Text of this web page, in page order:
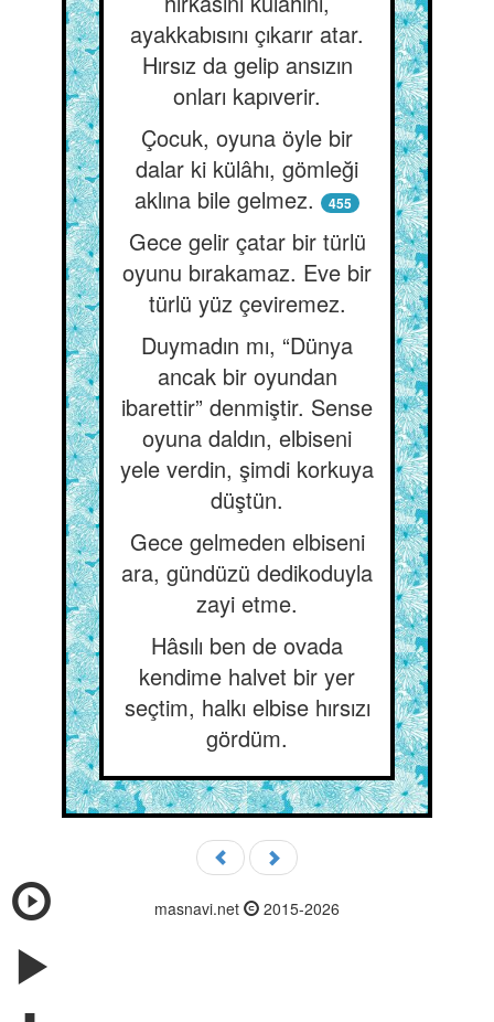
ayakkabısını çıkarır atar.
Hırsız da gelip ansızın
onları kapıverir.
Çocuk, oyuna öyle bir
dalar ki külâhı, gömleği
aklına bile gelmez.
455
Gece gelir çatar bir türlü
oyunu bırakamaz. Eve bir
türlü yüz çeviremez.
Duymadın mı, “Dünya
ancak bir oyundan
ibarettir” denmiştir. Sense
oyuna daldın, elbiseni
yele verdin, şimdi korkuya
düştün.
Gece gelmeden elbiseni
ara, gündüzü dedikoduyla
zayi etme.
Hâsılı ben de ovada
kendime halvet bir yer
seçtim, halkı elbise hırsızı
gördüm.
masnavi.net 2015-2026